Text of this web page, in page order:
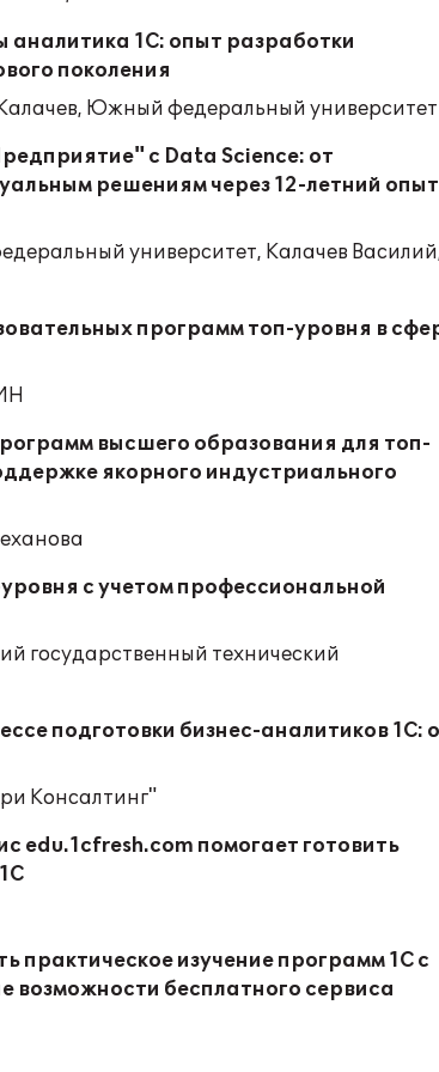
аналитика 1С: опыт разработки
поколения
Южный федеральный университет
с Data Science: от
решениям через 12-летний опыт
университет, Калачев
программ топ-уровня в
высшего образования для топ-
якорного индустриального
с учетом профессиональной
государственный технический
подготовки бизнес-аналитиков 1С:
Консалтинг"
edu.1cfresh.com помогает готовить
практическое изучение программ 1С с
возможности бесплатного сервиса